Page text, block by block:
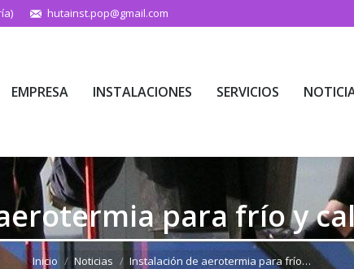
hutainst.pop@gmail.com
EMPRESA INSTALACIONES SERVICIOS
para frío y
Estás aquí:
Inicio Noticias Instalación de aerotermia para frío…